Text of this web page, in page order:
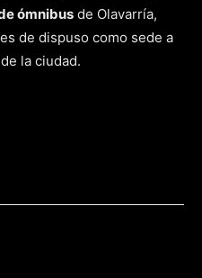
ómnibus de Olavarría,
de dispuso como sede a
la ciudad.